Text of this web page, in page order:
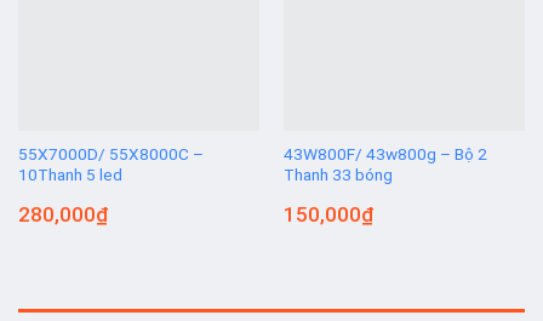
55X7000D/ 55X8000C –
10Thanh 5 led
280,000₫
43W800F/ 43w800g – Bộ 2
Thanh 33 bóng
150,000₫